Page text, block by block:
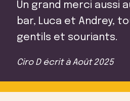
Un grand merci aussi
bar, Luca et Andrey,
gentils et souriants.
Ciro Décrit à Août 2025